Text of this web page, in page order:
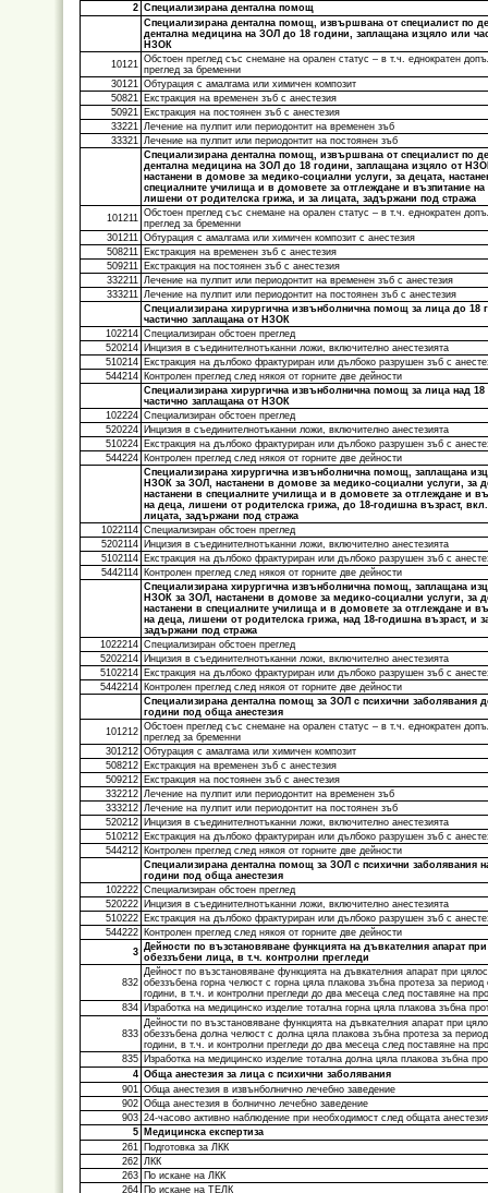
2 Специализирана дентална помощ
Специализирана дентална помощ, извършвана от специалист по
дентална медицина на ЗОЛ до 18 години, заплащана изцяло или
НЗОК
10121
Обстоен преглед със снемане на орален статус – в т.ч. еднократен
преглед за бременни
30121
Обтурация с амалгама или химичен композит
50821
Екстракция на временен зъб с анестезия
50921
Екстракция на постоянен зъб с анестезия
33221
Лечение на пулпит или периодонтит на временен зъб
33321
Лечение на пулпит или периодонтит на постоянен зъб
Специализирана дентална помощ, извършвана от специалист по
дентална медицина на ЗОЛ до 18 години, заплащана изцяло от
настанени в домове за медико-социални услуги, за децата,
специалните училища и в домовете за отглеждане и възпитание на
лишени от родителска грижа, и за лицата, задържани под стража
101211
Обстоен преглед със снемане на орален статус – в т.ч. еднократен
преглед за бременни
301211
Обтурация с амалгама или химичен композит с анестезия
508211
Екстракция на временен зъб с анестезия
509211
Екстракция на постоянен зъб с анестезия
332211
Лечение на пулпит или периодонтит на временен зъб с анестезия
333211
Лечение на пулпит или периодонтит на постоянен зъб с анестезия
Специализирана хирургична извънболнична помощ за лица до 18
частично заплащана от НЗОК
102214 Специализиран обстоен преглед
520214 Инцизия в съединителнотъканни ложи, включително анестезията
510214 Екстракция на дълбоко фрактуриран или дълбоко разрушен зъб с
544214 Контролен преглед след някоя от горните две дейности
Специализирана хирургична извънболнична помощ за лица над 18
частично заплащана от НЗОК
102224 Специализиран обстоен преглед
520224 Инцизия в съединителнотъканни ложи, включително анестезията
510224 Екстракция на дълбоко фрактуриран или дълбоко разрушен зъб с
544224 Контролен преглед след някоя от горните две дейности
Специализирана хирургична извънболнична помощ, заплащана
НЗОК за ЗОЛ, настанени в домове за медико-социални услуги, за
настанени в специалните училища и в домовете за отглеждане и
на деца, лишени от родителска грижа, до 18-годишна възраст,
лицата, задържани под стража
1022114 Специализиран обстоен преглед
5202114 Инцизия в съединителнотъканни ложи, включително анестезията
5102114 Екстракция на дълбоко фрактуриран или дълбоко разрушен зъб с
5442114 Контролен преглед след някоя от горните две дейности
Специализирана хирургична извънболнична помощ, заплащана
НЗОК за ЗОЛ, настанени в домове за медико-социални услуги, за
настанени в специалните училища и в домовете за отглеждане и
на деца, лишени от родителска грижа, над 18-годишна възраст, и
задържани под стража
1022214 Специализиран обстоен преглед
5202214 Инцизия в съединителнотъканни ложи, включително анестезията
5102214 Екстракция на дълбоко фрактуриран или дълбоко разрушен зъб с
5442214 Контролен преглед след някоя от горните две дейности
Специализирана дентална помощ за ЗОЛ с психични заболявания
години под обща анестезия
101212 Обстоен преглед със снемане на орален статус – в т.ч. еднократен
преглед за бременни
301212 Обтурация с амалгама или химичен композит
508212 Екстракция на временен зъб с анестезия
509212 Екстракция на постоянен зъб с анестезия
332212 Лечение на пулпит или периодонтит на временен зъб
333212 Лечение на пулпит или периодонтит на постоянен зъб
520212 Инцизия в съединителнотъканни ложи, включително анестезията
510212 Екстракция на дълбоко фрактуриран или дълбоко разрушен зъб с
544212 Контролен преглед след някоя от горните две дейности
Специализирана дентална помощ за ЗОЛ с психични заболявания
години под обща анестезия
102222 Специализиран обстоен преглед
520222 Инцизия в съединителнотъканни ложи, включително анестезията
510222 Екстракция на дълбоко фрактуриран или дълбоко разрушен зъб с
544222 Контролен преглед след някоя от горните две дейности
3 Дейности по възстановяване функцията на дъвкателния апарат
обеззъбени лица, в т.ч. контролни прегледи
832
Дейност по възстановяване функцията на дъвкателния апарат при
обеззъбена горна челюст с горна цяла плакова зъбна протеза за период
години, в т.ч. и контролни прегледи до два месеца след поставяне на
834 Изработка на медицинско изделие тотална горна цяла плакова зъбна
833
Дейности по възстановяване функцията на дъвкателния апарат при
обеззъбена долна челюст с долна цяла плакова зъбна протеза за
години, в т.ч. и контролни прегледи до два месеца след поставяне на
835 Изработка на медицинско изделие тотална долна цяла плакова зъбна
4 Обща анестезия за лица с психични заболявания
901
Обща анестезия в извънболнично лечебно заведение
902 Обща анестезия в болнично лечебно заведение
903 24-часово активно наблюдение при необходимост след общата
5 Медицинска експертиза
261
Подготовка за ЛКК
262 ЛКК
263 По искане на ЛКК
264 По искане на ТЕЛК